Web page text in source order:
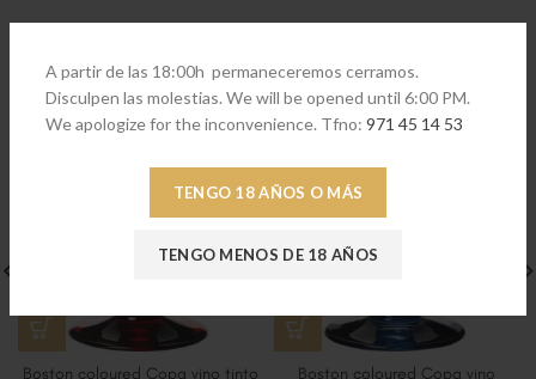
A partir de las 18:00h permaneceremos cerramos.
Disculpen las molestias. We will be opened until 6:00 PM.
We apologize for the inconvenience. Tfno: 971 45 14 53
TENGO 18 AÑOS O MÁS
TENGO MENOS DE 18 AÑOS
Boston coloured Copa vino tinto Boston coloured Copa vino